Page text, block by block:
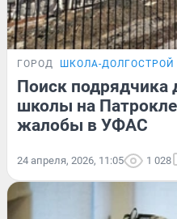
ГОРОД ШКОЛА-ДОЛГОСТРОЙ
Поиск подрядчика
школы на
жалобы в УФАС
24 апреля, 2026, 11:05 1 028